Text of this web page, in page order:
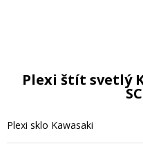
Plexi štít svetlý
Plexi sklo Kawasaki